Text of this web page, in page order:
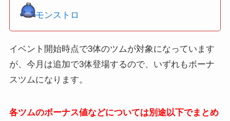
モンストロ
イベント開始時点で3体のツムが対象になっています
が、今月は追加で3体登場するので、いずれもボーナ
スツムになります。
各ツムのボーナス値などについては別途以下でまとめ